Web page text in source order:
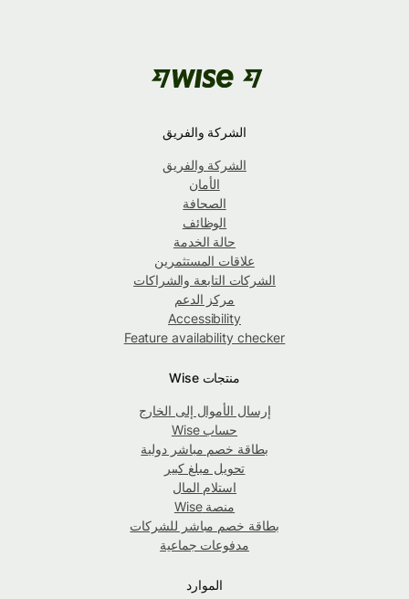
الشركة والفريق
الشركة والفريق
الأمان
الصحافة
الوظائف
حالة الخدمة
علاقات المستثمرين
الشركات التابعة والشراكات
مركز الدعم
Accessibility
Feature availability checker
منتجات Wise
إرسال الأموال إلى الخارج
حساب Wise
بطاقة خصم مباشر دولية
تحويل مبلغ كبير
استلام المال
منصة Wise
بطاقة خصم مباشر للشركات
مدفوعات جماعية
الموارد